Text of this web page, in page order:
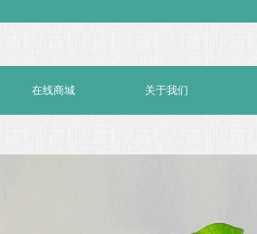
在线商城 关于我们